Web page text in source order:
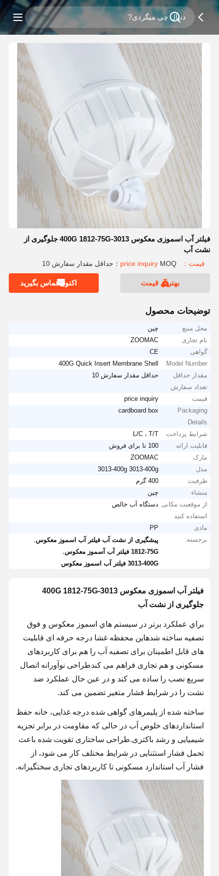
فیلتر آب اسموزی معکوس 3013-400G 1812-75G جلوگیری از
نشت آب
قیمت：price inquiry MOQ：حداقل مقدار سفارش 10
بهترین قیمت اکنون تماس بگیرید
توضیحات محصول
محل منبع
چین
نام تجاری
ZOOMAC
گواهی
CE
Model Number
400G Quick Insert Membrane Shell
مقدار حداقل
تعداد سفارش
حداقل مقدار سفارش 10
قیمت
price inquiry
Packaging
Details
cardboard box
شرایط پرداخت
L/C ، T/T
قابلیت ارائه
100 تا برای فروش
مارک
ZOOMAC
مدل
3013-400g 3013-400g
ظرفیت
400 گرم
منشاء
چین
از موقعیت مکانی
استفاده کنید
دستگاه آب خالص
مادی
PP
برجسته:
پیشگیری از نشت آب فیلتر آب اسموز معکوس
1812-75G فیلتر آب آسموز معکوس
3013-400G فیلتر آب اسموز معکوس
فیلتر آب اسموزی معکوس 3013-400G 1812-75G
جلوگیری از نشت آب
براي عملکرد برتر در سيستم هاي اسموز معکوس و فوق
تصفيه ساخته شدهاین محفظه غشا درجه حرفه ای قابلیت
های قابل اطمینان برای تصفیه آب را هم برای کاربردهای
مسکونی و هم تجاری فراهم می کندطراحی نوآورانه اتصال
سریع نصب را ساده می کند و در عین حال عملکرد ضد
نشت را در شرایط فشار متغیر تضمین می کند.
ساخته شده از پلیمرهای گواهی شده درجه غذایی، خانه حفظ
استانداردهای خلوص آب در حالی که مقاومت در برابر تجزیه
شیمیایی و رشد باکتری.طراحی ساختاری تقویت شده باعث
تحمل فشار استثنایی در شرایط مختلف کار می شود، از
فشار آب استاندارد مسکونی تا کاربردهای تجاری سختگیرانه.